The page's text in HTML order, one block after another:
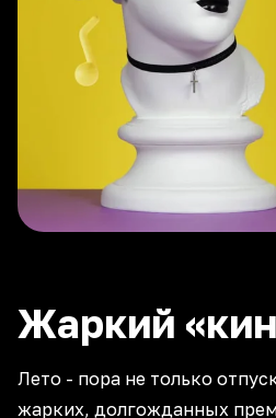
Жаркий
Лето - пора не только
жарких, долгожданных